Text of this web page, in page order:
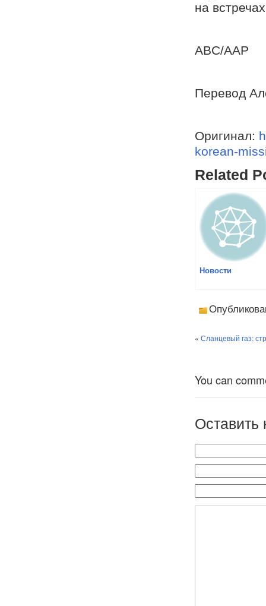
на
ABC/AAP
Перевод
Оригинал:
korean-
Related
Новости
« Сланцевый газ:
You can
Оставить